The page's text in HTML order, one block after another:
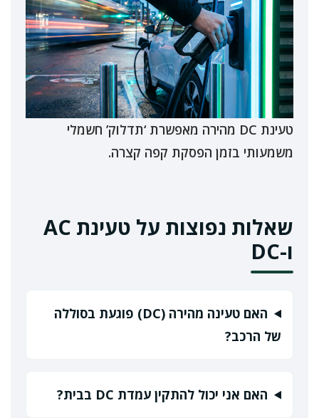
טעינת DC מהירה מאפשרת ‘תדלוק’ חשמלי
משמעותי בזמן הפסקת קפה קצרה.
שאלות נפוצות על טעינת AC
ו-DC
האם טעינה מהירה (DC) פוגעת בסוללה
של הרכב?
האם אני יכול להתקין עמדת DC בבית?